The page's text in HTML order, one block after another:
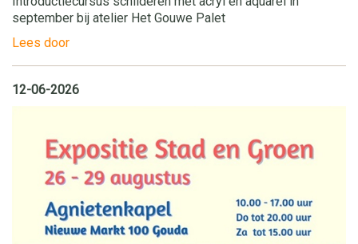
september bij atelier Het Gouwe Palet
Lees door
12-06-2026